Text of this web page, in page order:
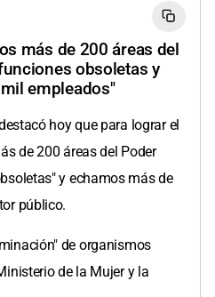
más de 200 áreas del
obsoletas y
empleados"
hoy que para lograr el
de 200 áreas del Poder
y echamos más de
público.
de organismos
de la Mujer y la